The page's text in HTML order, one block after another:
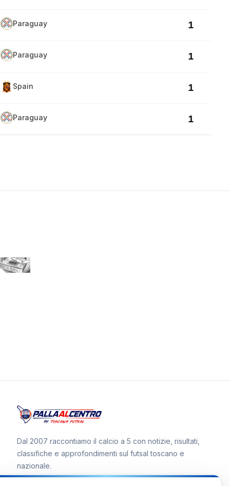
Paraguay 1
Paraguay 1
Spain 1
Paraguay 1
Dal 2007 raccontiamo il calcio a 5 con notizie, risultati,
classifiche e approfondimenti sul futsal toscano e
nazionale.